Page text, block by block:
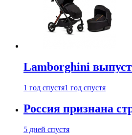
Lamborghini
1 год спустя1 год спустя
Россия признана
5 дней спустя